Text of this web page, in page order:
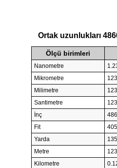
Ortak uzunlukları
Ölçü birimleri
Nanometre
Mikrometre
Milimetre
Santimetre
İnç
Fit
Yarda
Metre
Kilometre